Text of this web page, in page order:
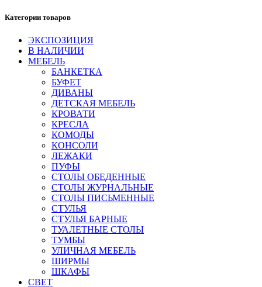
Категории товаров
ЭКСПОЗИЦИЯ
В НАЛИЧИИ
МЕБЕЛЬ
БАНКЕТКА
БУФЕТ
ДИВАНЫ
ДЕТСКАЯ МЕБЕЛЬ
КРОВАТИ
КРЕСЛА
КОМОДЫ
КОНСОЛИ
ЛЕЖАКИ
ПУФЫ
СТОЛЫ ОБЕДЕННЫЕ
СТОЛЫ ЖУРНАЛЬНЫЕ
СТОЛЫ ПИСЬМЕННЫЕ
СТУЛЬЯ
СТУЛЬЯ БАРНЫЕ
ТУАЛЕТНЫЕ СТОЛЫ
ТУМБЫ
УЛИЧНАЯ МЕБЕЛЬ
ШИРМЫ
ШКАФЫ
СВЕТ